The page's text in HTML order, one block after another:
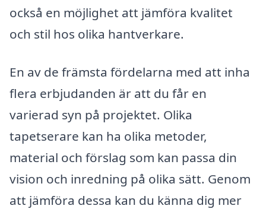
också en möjlighet att jämföra kvalitet
och stil hos olika hantverkare.
En av de främsta fördelarna med att inha
flera erbjudanden är att du får en
varierad syn på projektet. Olika
tapetserare kan ha olika metoder,
material och förslag som kan passa din
vision och inredning på olika sätt. Genom
att jämföra dessa kan du känna dig mer